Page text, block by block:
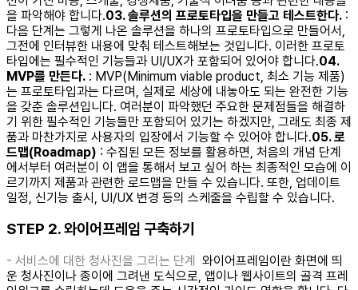
을 파악해야 합니다. ​03. 솔루션의 프로토타입을 만들고 테스트한다. :
다음 단계는 그렇게 나온 솔루션을 하나의 프로토타입으로 만들어서,
그전에 인터뷰한 내용에 맞춰 테스트해보는 것입니다. 이러한 프로토
타입에는 필수적인 기능들과 UI/UX가 포함되어 있어야 합니다. ​04.
MVP를 만든다. : MVP(Minimum viable product, 최소 기능 제품)
는 프로토타입과는 다르며, 실제로 세상에 내놓아도 되는 완전한 기능
을 갖춘 솔루션입니다. 여러분이 파악했던 주요한 문제점들을 해결하
기 위한 필수적인 기능들만 포함되어 있기는 하겠지만, 그래도 최종 제
품과 마찬가지로 사용자의 입장에서 기능할 수 있어야 합니다. ​05. 로
드맵(Roadmap) : 수집된 모든 정보를 활용하면, 처음의 개념 단계
에서부터 여러분이 이 앱을 통해서 보고 싶어 하는 최종적인 모습에 이
르기까지 제품과 관련한 로드맵을 만들 수 있습니다. 또한, 업데이트
일정, 신기능 출시, UI/UX 변경 등의 스케줄을 수립할 수 있습니다. ​ ​
STEP 2. 와이어프레임 구축하기
- 서비스에 대한 청사진을 그리는 단계
와이어프레임이란 화면에 띄
운 청사진이나 종이에 그려낸 도식으로, 앱이나 웹사이트의 골격 프레